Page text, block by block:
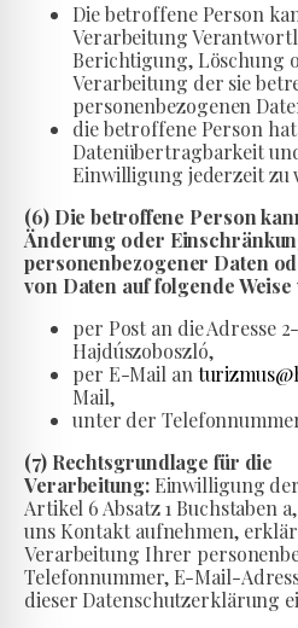
Die betroffene Person
Verarbeitung
Berichtigung, Löschung
Verarbeitung der sie
personenbezogenen
die betroffene Person
Datenübertragbarkeit
Einwilligung jederzeit zu
(6) Die betroffene Person
Änderung oder
personenbezogener Daten
von Daten auf folgende
per Post an die Adresse
Hajdúszoboszló,
per E-Mail an
Mail,
unter der Telefonnummer
(7) Rechtsgrundlage für die
Verarbeitung:Einwilligung
Artikel 6 Absatz 1 Buchstaben
uns Kontakt aufnehmen,
Verarbeitung Ihrer
Telefonnummer, E-Mail-
dieser Datenschutzerklärung